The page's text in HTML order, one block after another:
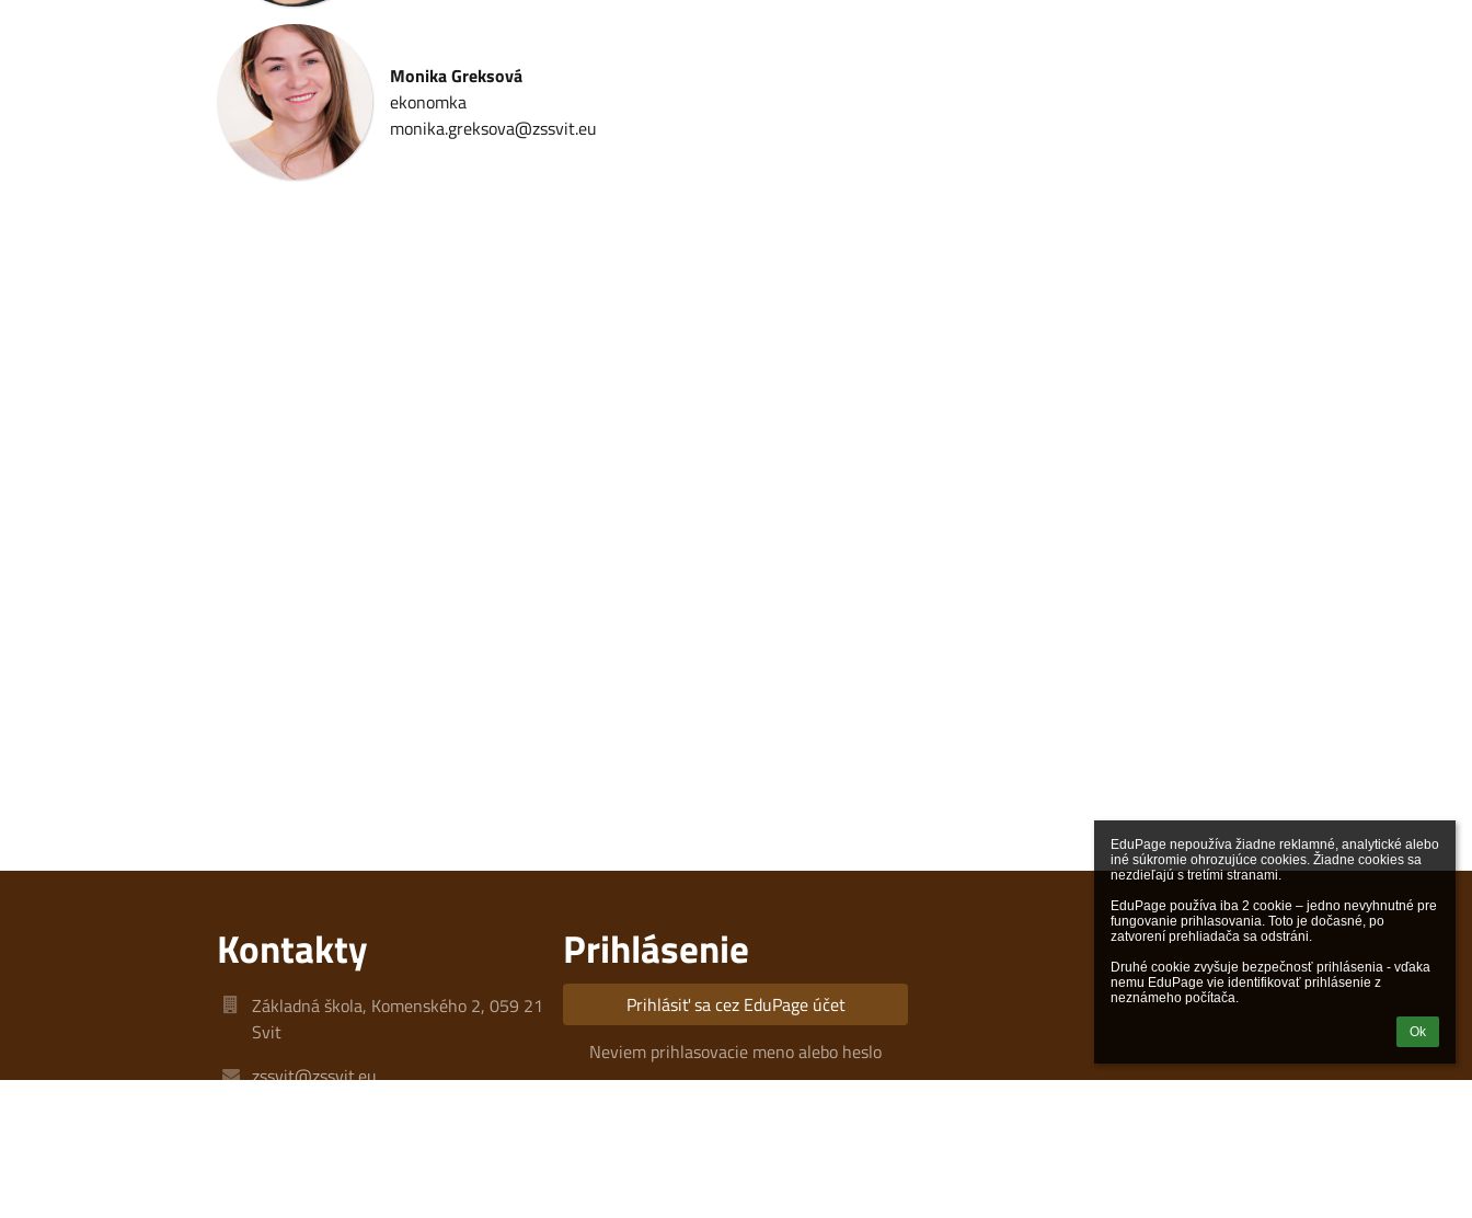
EduPage nepoužíva žiadne reklamné, analytické alebo
iné súkromie ohrozujúce cookies. Žiadne cookies sa
nezdieľajú s tretími stranami.
EduPage používa iba 2 cookie – jedno nevyhnutné pre
fungovanie prihlasovania. Toto je dočasné, po
zatvorení prehliadača sa odstráni.
Druhé cookie zvyšuje bezpečnosť prihlásenia - vďaka
nemu EduPage vie identifikovať prihlásenie z
neznámeho počítača.
Ok
Monika Greksová
ekonomka
monika.greksova@zssvit.eu
Kontakty
Základná škola, Komenského 2, 059 21
Svit
zssvit@zssvit.eu
Prihlásenie
Prihlásiť sa cez EduPage účet
Neviem prihlasovacie meno alebo heslo